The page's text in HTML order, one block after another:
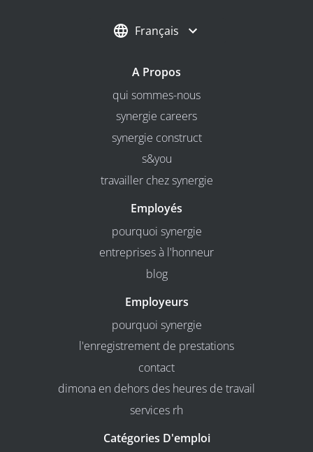
Français
A Propos
qui sommes-nous
synergie careers
synergie construct
s&you
travailler chez synergie
Employés
pourquoi synergie
entreprises à l'honneur
blog
Employeurs
pourquoi synergie
l'enregistrement de prestations
contact
dimona en dehors des heures de travail
services rh
Catégories D'emploi